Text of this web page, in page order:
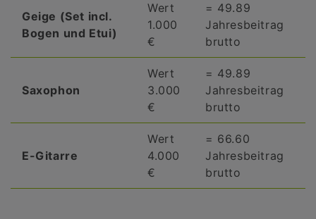
Geige (Set incl.
Bogen und Etui)
Wert
1.000
€
= 49.89
Jahresbeitrag
brutto
Saxophon
Wert
3.000
€
= 49.89
Jahresbeitrag
brutto
E-Gitarre
Wert
4.000
€
= 66.60
Jahresbeitrag
brutto